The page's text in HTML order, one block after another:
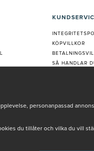
KÖPVILLKOR
SÅ HANDLAR
REKLAMATION
personanpassad
du tillåter och vilka du vill